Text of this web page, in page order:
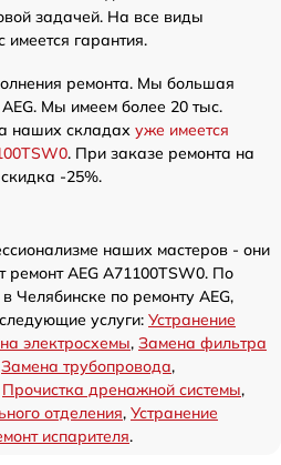
задачей. На все виды
гарантия.
ремонта. Мы большая
AEG. Мы имеем более 20 тыс.
наших складах уже имеется
. При заказе ремонта на
-25%.
наших мастеров - они
ремонт AEG A71100TSW0. По
Челябинске по ремонту AEG,
услуги: Устранение
электросхемы, Замена фильтра
Замена трубопровода,
Прочистка дренажной системы,
отделения, Устранение
испарителя.